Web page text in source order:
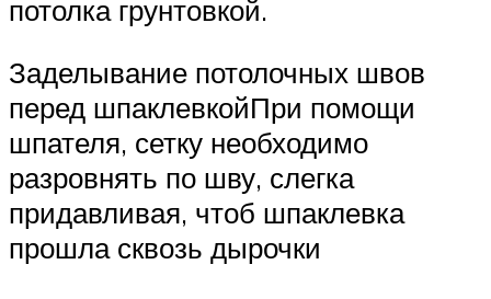
потолка грунтовкой.
Заделывание потолочных швов
перед шпаклевкойПри помощи
шпателя, сетку необходимо
разровнять по шву, слегка
придавливая, чтоб шпаклевка
прошла сквозь дырочки